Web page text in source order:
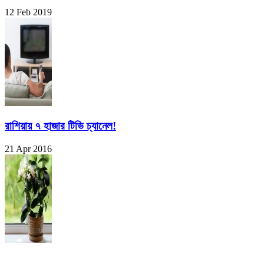
12 Feb 2019
রাশিয়ায় ৭ হাজার টিভি চ্যানেল!
21 Apr 2016